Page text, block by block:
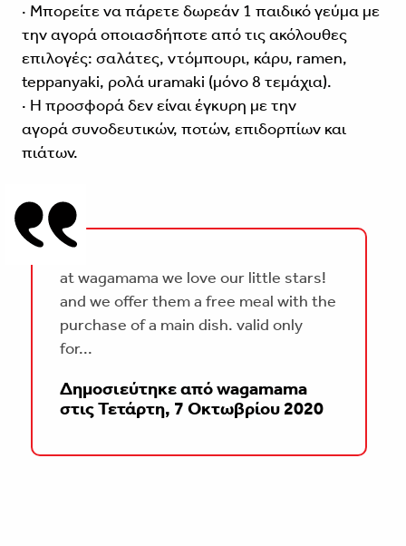
· Μπορείτε να πάρετε δωρεάν 1 παιδικό γεύμα με
την αγορά οποιασδήποτε από τις ακόλουθες
επιλογές: σαλάτες, ντόμπουρι, κάρυ, ramen,
teppanyaki, ρολά uramaki (μόνο 8 τεμάχια).
· Η προσφορά δεν είναι έγκυρη με την
αγορά συνοδευτικών, ποτών, επιδορπίων και
πιάτων.
at wagamama we love our little stars!
and we offer them a free meal with the
purchase of a main dish. valid only
for...
Δημοσιεύτηκε απόwagamama
στιςΤετάρτη, 7 Οκτωβρίου 2020